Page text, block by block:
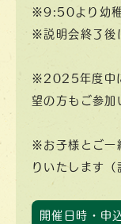
※9:50より幼稚
※説明会終了後
※2025年度中
望の方もご参加
※お子様とご一
りいたします（
開催日時・申